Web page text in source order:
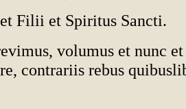
Filii et Spiritus Sancti.
volumus et nunc
contrariis rebus